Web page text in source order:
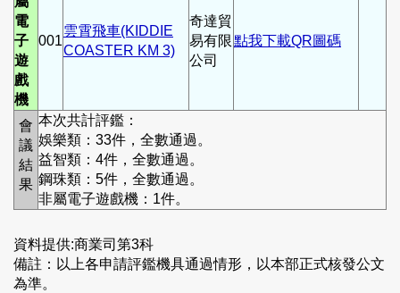
電
子
遊
戲
機
001
雲霄飛車(KIDDIE
COASTER KM 3)
奇達貿
易有限
公司
點我下載QR圖碼
會
議
結
果
本次共計評鑑：
娛樂類：33件，全數通過。
益智類：4件，全數通過。
鋼珠類：5件，全數通過。
非屬電子遊戲機：1件。
資料提供:商業司第3科
備註：以上各申請評鑑機具通過情形，以本部正式核發公文
為準。